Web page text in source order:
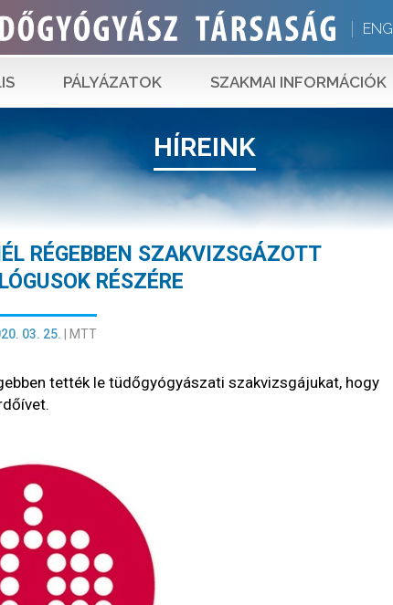
ENG
PÁLYÁZATOK SZAKMAI INFORMÁCIÓK
HÍREINK
RÉGEBBEN SZAKVIZSGÁZOTT
RÉSZÉRE
03. 25. MTT
tették le tüdőgyógyászati szakvizsgájukat, hogy